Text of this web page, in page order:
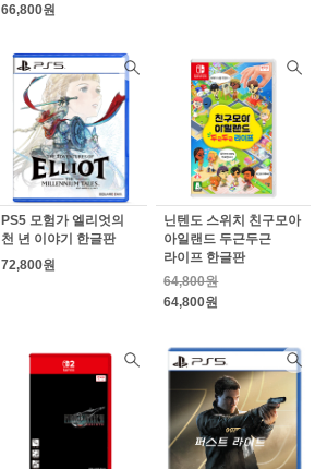
66,800원
PS5 모험가 엘리엇의
천 년 이야기 한글판
72,800원
닌텐도 스위치 친구모아
아일랜드 두근두근
라이프 한글판
64,800원
64,800원